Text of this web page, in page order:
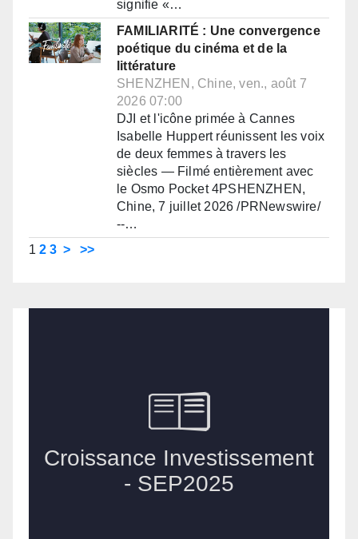
signifie «…
FAMILIARITÉ : Une convergence
poétique du cinéma et de la
littérature
SHENZHEN, Chine, ven., août 7
2026 07:00
DJI et l'icône primée à Cannes
Isabelle Huppert réunissent les voix
de deux femmes à travers les
siècles — Filmé entièrement avec
le Osmo Pocket 4PSHENZHEN,
Chine, 7 juillet 2026 /PRNewswire/
--…
1 2 3 > >>